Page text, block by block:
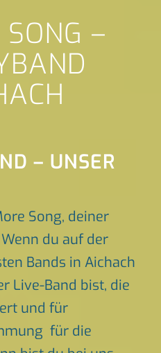
SONG –
– UNSER
Song, deiner
du auf der
Bands in Aichach
Live-Band bist, die
und für
für die